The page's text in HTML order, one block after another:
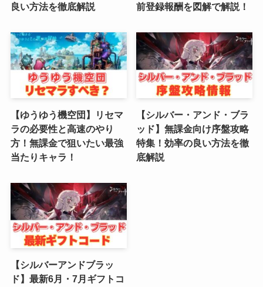
(1)
(4)
(6)
(3)
(2)
(5)
(4)
(6)
(5)
良い方法を徹底解説
前登録報酬を図解で解説！
【ゆうゆう機空団】リセマ
ラの必要性と高速のやり
方！無課金で狙いたい最強
当たりキャラ！
【シルバー・アンド・ブラ
ッド】無課金向け序盤攻略
特集！効率の良い方法を徹
底解説
【シルバーアンドブラッ
ド】最新6月・7月ギフトコ